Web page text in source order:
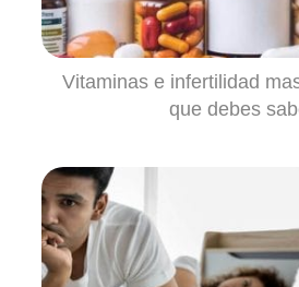
Vitaminas e infertilidad
que debes